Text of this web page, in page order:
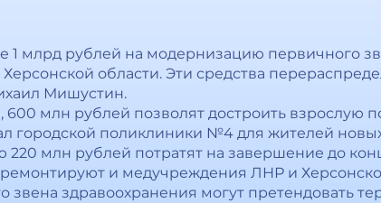
1 млрд рублей на модернизацию первичного
области. Эти средства
Мишустин.
млн рублей позволят достроить взрослую
городской поликлиники №4 для жителей
млн рублей потратят на завершение до
и медучреждения ЛНР и
здравоохранения могут претендовать